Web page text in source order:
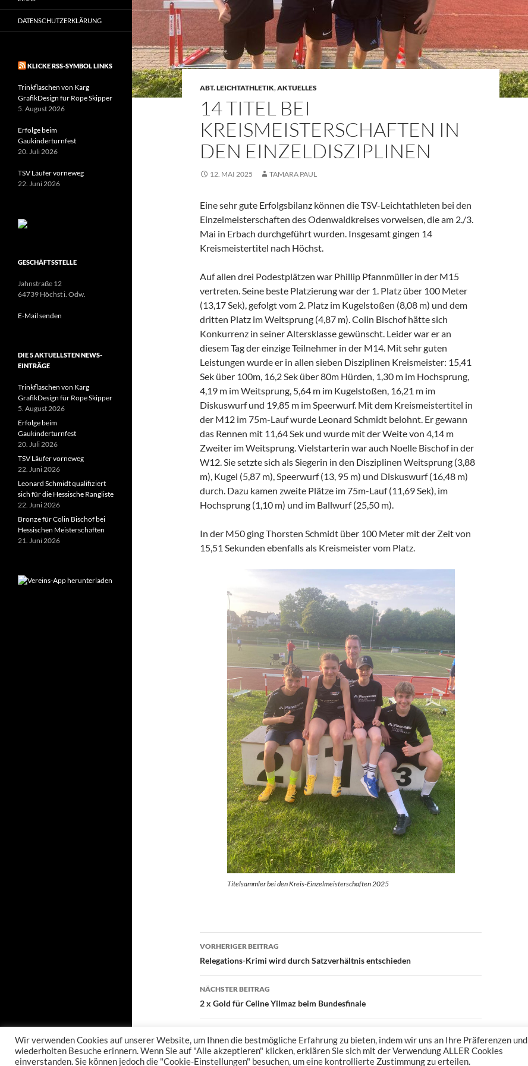
ABT. LEICHTATHLETIK,AKTUELLES
14 TITEL BEI
KREISMEISTERSCHAFTEN IN
DEN EINZELDISZIPLINEN
12. MAI 2025 TAMARA PAUL
Eine sehr gute Erfolgsbilanz können die TSV-Leichtathleten bei den
Einzelmeisterschaften des Odenwaldkreises vorweisen, die am 2./3.
Mai in Erbach durchgeführt wurden. Insgesamt gingen 14
Kreismeistertitel nach Höchst.
Auf allen drei Podestplätzen war Phillip Pfannmüller in der M15
vertreten. Seine beste Platzierung war der 1. Platz über 100 Meter
(13,17 Sek), gefolgt vom 2. Platz im Kugelstoßen (8,08 m) und dem
dritten Platz im Weitsprung (4,87 m). Colin Bischof hätte sich
Konkurrenz in seiner Altersklasse gewünscht. Leider war er an
diesem Tag der einzige Teilnehmer in der M14. Mit sehr guten
Leistungen wurde er in allen sieben Disziplinen Kreismeister: 15,41
Sek über 100m, 16,2 Sek über 80m Hürden, 1,30 m im Hochsprung,
4,19 m im Weitsprung, 5,64 m im Kugelstoßen, 16,21 m im
Diskuswurf und 19,85 m im Speerwurf. Mit dem Kreismeistertitel in
der M12 im 75m-Lauf wurde Leonard Schmidt belohnt. Er gewann
das Rennen mit 11,64 Sek und wurde mit der Weite von 4,14 m
Zweiter im Weitsprung. Vielstarterin war auch Noelle Bischof in der
W12. Sie setzte sich als Siegerin in den Disziplinen Weitsprung (3,88
m), Kugel (5,87 m), Speerwurf (13, 95 m) und Diskuswurf (16,48 m)
durch. Dazu kamen zweite Plätze im 75m-Lauf (11,69 Sek), im
Hochsprung (1,10 m) und im Ballwurf (25,50 m).
In der M50 ging Thorsten Schmidt über 100 Meter mit der Zeit von
15,51 Sekunden ebenfalls als Kreismeister vom Platz.
Titelsammler bei den Kreis-Einzelmeisterschaften 2025
Beitragsnavigation
VORHERIGER BEITRAG
Relegations-Krimi wird durch Satzverhältnis entschieden
NÄCHSTER BEITRAG
2 x Gold für Celine Yilmaz beim Bundesfinale
DATENSCHUTZERKLÄRUNG
KLICKE RSS-SYMBOL LINKS
Trinkflaschen von Karg
GrafikDesign für Rope Skipper
5. August 2026
Erfolge beim
Gaukinderturnfest
20. Juli 2026
TSV Läufer vorneweg
22. Juni 2026
GESCHÄFTSSTELLE
Jahnstraße 12
64739 Höchst i. Odw.
E-Mail senden
DIE 5 AKTUELLSTEN NEWS-
EINTRÄGE
Trinkflaschen von Karg
GrafikDesign für Rope Skipper
5. August 2026
Erfolge beim
Gaukinderturnfest
20. Juli 2026
TSV Läufer vorneweg
22. Juni 2026
Leonard Schmidt qualifiziert
sich für die Hessische Rangliste
22. Juni 2026
Bronze für Colin Bischof bei
Hessischen Meisterschaften
21. Juni 2026
Wir verwenden Cookies auf unserer Website, um Ihnen die bestmögliche Erfahrung zu bieten, indem wir uns an Ihre Präferenzen und
wiederholten Besuche erinnern. Wenn Sie auf "Alle akzeptieren" klicken, erklären Sie sich mit der Verwendung ALLER Cookies
einverstanden. Sie können jedoch die "Cookie-Einstellungen" besuchen, um eine kontrollierte Zustimmung zu erteilen.